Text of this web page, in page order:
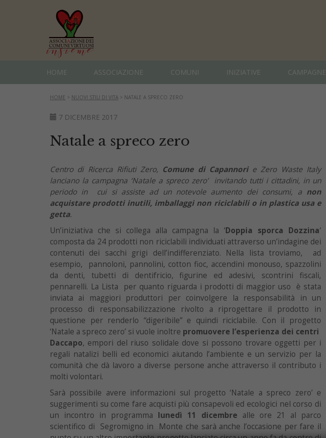
HOME ASSOCIAZIONE COMUNI INIZIATIVE CAMPAGNE
HOME > NUOVI STILI DI VITA > NATALE A SPRECO ZERO
7 DICEMBRE 2017
Natale a spreco zero
Centro di Ricerca Rifiuti Zero, Comune di Capannorie Zero Waste Italy
lanciano la campagna ‘Natale a spreco zero’ invitando tutti i cittadini, in un
periodo in cui si assiste ad un notevole aumento dei consumi, a non
acquistare prodotti inutili, imballaggi non riciclabili o in plastica usa e
getta.
Un’iniziativa che si collega alla campagna la ‘Doppia sporca Dozzina‘
composta da 24 prodotti non riciclabili individuati attraverso un’indagine dei
contenuti dei sacchi grigi dell’indifferenziato. Nella lista troviamo, ad
esempio, pannoloni, pannolini, cotton fioc, accendini monouso, spazzolini
da denti, tubetti di dentifricio, figurine ed adesivi, scontrini fiscali,
pennarelli. La Lista per quanto riguarda i prodotti di maggior uso è stata
inviata ai maggiori produttori per coinvolgere la responsabilità in un
processo di responsabilizzazione rivolto a riprogettare il prodotto in
questione per renderlo “digeribile” e quindi riciclabile. Con il progetto
‘Natale a spreco zero’ si vuole inoltre promuovere l’esperienza dei centri
Daccapo, empori del riuso solidale dove si possono trovare oggetti per i
regali natalizi belli ed economici aiutando l’ambiente e un servizio per la
comunità che dà lavoro a diverse persone anche attraverso il contributo i
molti volontari.
Sarà possibile avere informazioni sul progetto ‘Natale a spreco zero’ e
suggerimenti su come fare acquisti più consapevoli ed ecologici nel corso di
un incontro in programma lunedì 11 dicembre alle ore 21 al parco
scientifico di Segromigno in Monte che sarà anche l’occasione per fare il